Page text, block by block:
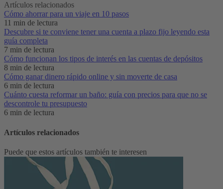
Artículos relacionados
Cómo ahorrar para un viaje en 10 pasos
11 min de lectura
Descubre si te conviene tener una cuenta a plazo fijo leyendo esta
guía completa
7 min de lectura
Cómo funcionan los tipos de interés en las cuentas de depósitos
8 min de lectura
Cómo ganar dinero rápido online y sin moverte de casa
6 min de lectura
Cuánto cuesta reformar un baño: guía con precios para que no se
descontrole tu presupuesto
6 min de lectura
Artículos relacionados
Puede que estos artículos también te interesen